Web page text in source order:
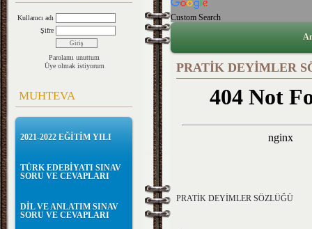
Kullanıcı adı
Şifre
Parolamı unuttum
Üye olmak istiyorum
MUHTEVA
2021-2022 EĞİTİM YILI
TÜRK EDEBİYATI SINAV
SORU VE CEVAPLARI
DİL VE ANLATIM SINAV
SORU VE CEVAPLARI
Custom Search
PRATİK DEYİMLER
PRATİK DEYİMLER SÖZLÜĞÜ